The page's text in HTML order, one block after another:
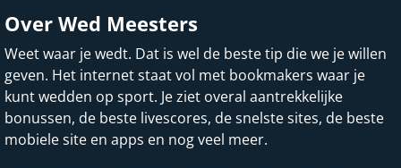
Over Wed Meesters
Weet waar je wedt. Dat is wel de beste tip die we je willen
geven. Het internet staat vol met bookmakers waar je
kunt wedden op sport. Je ziet overal aantrekkelijke
bonussen, de beste livescores, de snelste sites, de beste
mobiele site en apps en nog veel meer.